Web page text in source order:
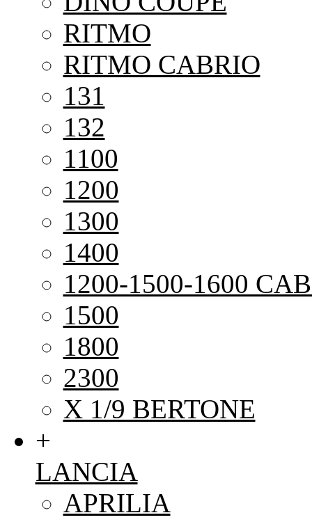
RITMO
RITMO CABRIO
131
132
1100
1200
1300
1400
1200-1500-1600
1500
1800
2300
X 1/9 BERTONE
+
LANCIA
APRILIA